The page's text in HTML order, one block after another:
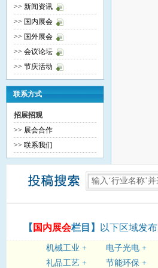
>> 新闻资讯
>> 国内展会
>> 国外展会
>> 会议论坛
>> 节庆活动
联系方式
招展招观
>> 展会合作
>> 联系我们
【 国内展会栏目】 以下区域发布
机械工业 + 电子光电 +
礼品工艺 +
节能环保 +